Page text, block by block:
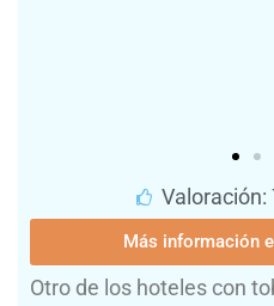
Valoración:
Más información
Otro de los hoteles con